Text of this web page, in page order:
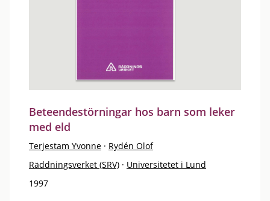
Beteendestörningar hos barn som leker
med eld
Terjestam Yvonne · Rydén Olof
Räddningsverket (SRV) · Universitetet i Lund
1997